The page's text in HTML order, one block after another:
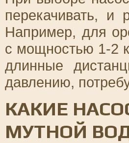
перекачивать, и
Например, для
с мощностью 1-2
длинные
давлению,
КАКИЕ
МУТНОЙ